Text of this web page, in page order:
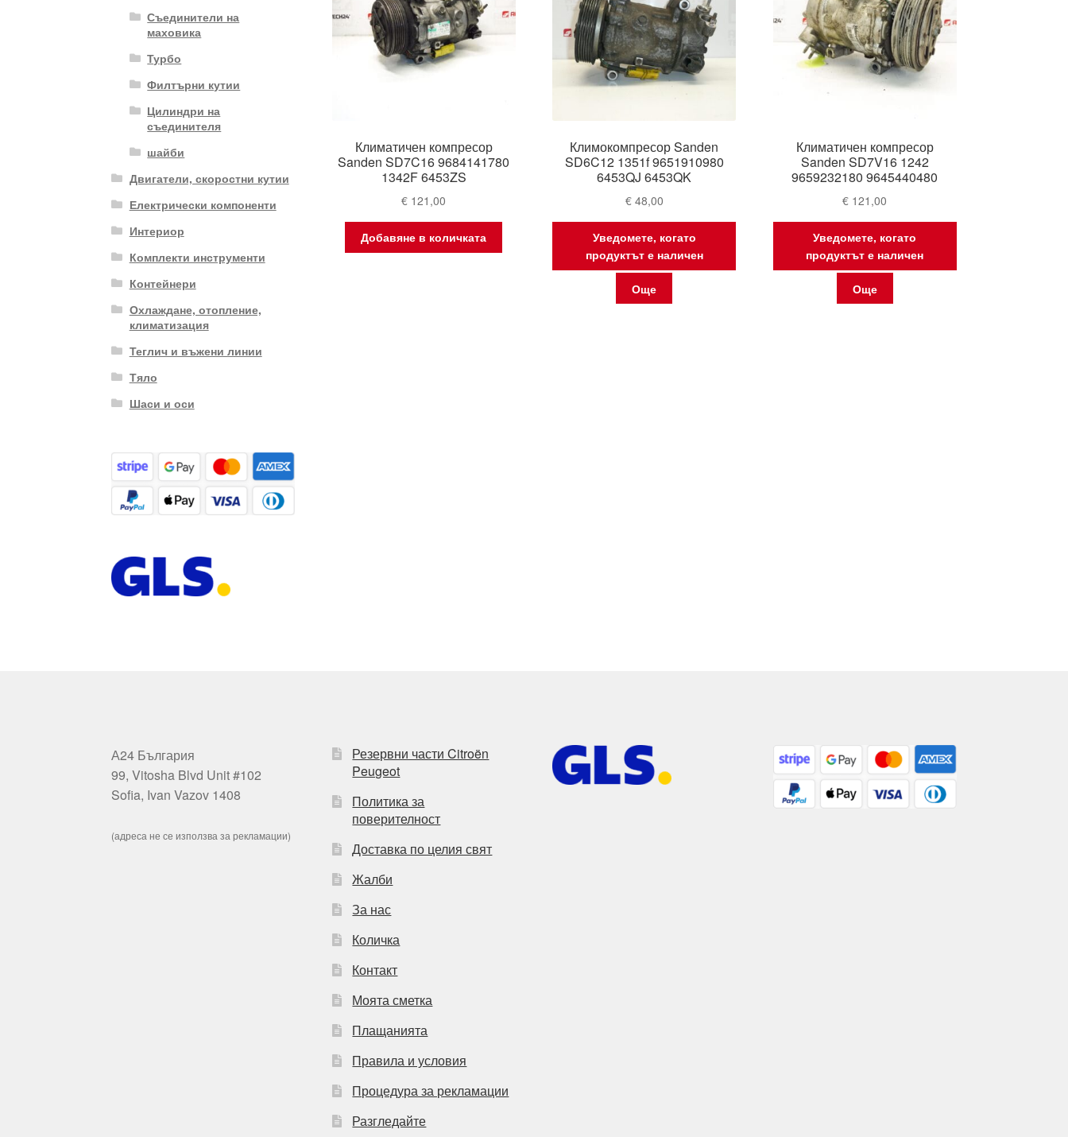
Климатичен компресор
Sanden SD7C16 9684141780
1342F 6453ZS
€ 121,00
Добавяне в количката
Климокомпресор Sanden
SD6C12 1351f 9651910980
6453QJ 6453QK
€48,00
Уведомете, когато
продуктът е наличен
Още
Климатичен компресор
Sanden SD7V16 1242
9659232180 9645440480
€ 121,00
Уведомете, когато
продуктът е наличен
Още
Съединители на
маховика
Турбо
Филтърни кутии
Цилиндри на
съединителя
шайби
Двигатели, скоростни кутии
Електрически компоненти
Интериор
Комплекти инструменти
Контейнери
Охлаждане, отопление,
климатизация
Теглич и въжени линии
Тяло
Шаси и оси
А24 България
99, Vitosha Blvd Unit #102
Sofia, Ivan Vazov 1408
(адреса не се използва за рекламации)
Резервни части Citroën
Peugeot
Политика за
поверителност
Доставка по целия свят
Жалби
За нас
Количка
Контакт
Моята сметка
Плащанията
Правила и условия
Процедура за рекламации
Разгледайте